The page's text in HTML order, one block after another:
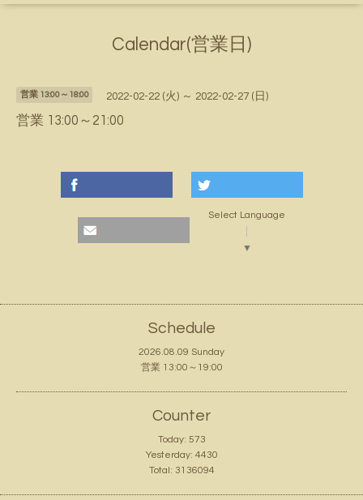
Calendar(営業日)
営業 13:00～18:00 2022-02-22 (火) ～ 2022-02-27 (日)
営業 13:00～21:00
Select Language
▼
Schedule
2026.08.09 Sunday
営業 13:00～19:00
Counter
Today: 573
Yesterday: 4430
Total: 3136094